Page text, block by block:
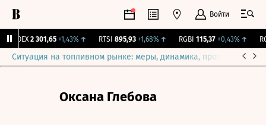
Войти
IMOEX 2 301,65 +1,43%↑ RTSI 895,93 +1,68%↑ RGBI 115,37 +0,43%↑
Ситуация на топливном рынке: меры, динамика, прогнозы
Оксана Глебова